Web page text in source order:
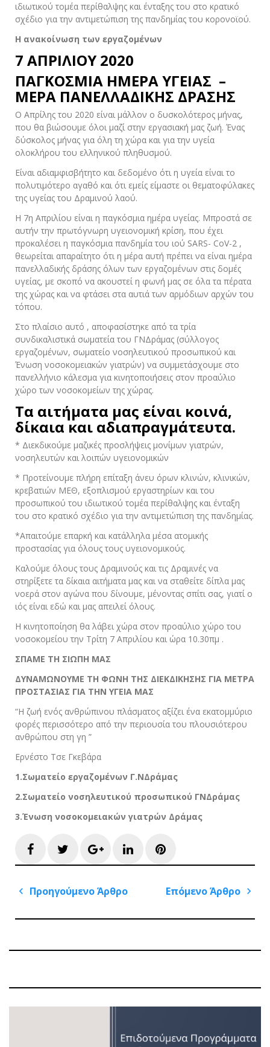
ιδιωτικού τομέα περίθαλψης και ένταξης του στο κρατικό
σχέδιο για την αντιμετώπιση της πανδημίας του κορονοϊού.
Η ανακοίνωση των εργαζομένων
7 ΑΠΡΙΛΙΟΥ 2020
ΠΑΓΚΟΣΜΙΑ ΗΜΕΡΑ ΥΓΕΙΑΣ –
ΜΕΡΑ ΠΑΝΕΛΛΑΔΙΚΗΣ ΔΡΑΣΗΣ
Ο Απρίλης του 2020 είναι μάλλον ο δυσκολότερος μήνας,
που θα βιώσουμε όλοι μαζί στην εργασιακή μας ζωή. Ένας
δύσκολος μήνας για όλη τη χώρα και για την υγεία
ολοκλήρου του ελληνικού πληθυσμού.
Είναι αδιαμφισβήτητο και δεδομένο ότι η υγεία είναι το
πολυτιμότερο αγαθό και ότι εμείς είμαστε οι θεματοφύλακες
της υγείας του Δραμινού λαού.
Η 7η Απριλίου είναι η παγκόσμια ημέρα υγείας. Μπροστά σε
αυτήν την πρωτόγνωρη υγειονομική κρίση, που έχει
προκαλέσει η παγκόσμια πανδημία του ιού SARS- CoV-2 ,
θεωρείται απαραίτητο ότι η μέρα αυτή πρέπει να είναι ημέρα
πανελλαδικής δράσης όλων των εργαζομένων στις δομές
υγείας, με σκοπό να ακουστεί η φωνή μας σε όλα τα πέρατα
της χώρας και να φτάσει στα αυτιά των αρμόδιων αρχών του
τόπου.
Στο πλαίσιο αυτό , αποφασίστηκε από τα τρία
συνδικαλιστικά σωματεία του ΓΝΔράμας (σύλλογος
εργαζομένων, σωματείο νοσηλευτικού προσωπικού και
Ένωση νοσοκομειακών γιατρών) να συμμετάσχουμε στο
πανελλήνιο κάλεσμα για κινητοποιήσεις στον προαύλιο
χώρο των νοσοκομείων της χώρας.
Τα αιτήματα μας είναι κοινά,
δίκαια και αδιαπραγμάτευτα.
* Διεκδικούμε μαζικές προσλήψεις μονίμων γιατρών,
νοσηλευτών και λοιπών υγειονομικών
* Προτείνουμε πλήρη επίταξη άνευ όρων κλινών, κλινικών,
κρεβατιών ΜΕΘ, εξοπλισμού εργαστηρίων και του
προσωπικού του ιδιωτικού τομέα περίθαλψης και ένταξη
του στο κρατικό σχέδιο για την αντιμετώπιση της πανδημίας.
*Απαιτούμε επαρκή και κατάλληλα μέσα ατομικής
προστασίας για όλους τους υγειονομικούς.
Καλούμε όλους τους Δραμινούς και τις Δραμινές να
στηρίξετε τα δίκαια αιτήματα μας και να σταθείτε δίπλα μας
νοερά στον αγώνα που δίνουμε, μένοντας σπίτι σας, γιατί ο
ιός είναι εδώ και μας απειλεί όλους.
Η κινητοποίηση θα λάβει χώρα στον προαύλιο χώρο του
νοσοκομείου την Τρίτη 7 Απριλίου και ώρα 10.30πμ .
ΣΠΑΜΕ ΤΗ ΣΙΩΠΗ ΜΑΣ
ΔΥΝΑΜΩΝΟΥΜΕ ΤΗ ΦΩΝΗ ΤΗΣ ΔΙΕΚΔΙΚΗΣΗΣ ΓΙΑ ΜΕΤΡΑ
ΠΡΟΣΤΑΣΙΑΣ ΓΙΑ ΤΗΝ ΥΓΕΙΑ ΜΑΣ
“Η ζωή ενός ανθρώπινου πλάσματος αξίζει ένα εκατομμύριο
φορές περισσότερο από την περιουσία του πλουσιότερου
ανθρώπου στη γη ”
Ερνέστο Τσε Γκεβάρα
1.Σωματείο εργαζομένων Γ.ΝΔράμας
2.Σωματείο νοσηλευτικού προσωπικού ΓΝΔράμας
3.Ένωση νοσοκομειακών γιατρών Δράμας
FacebookTwitterGoogle+LinkedInPinterest
Πλοήγηση
Προηγούμενο Άρθρο
Επόμενο Άρθρο